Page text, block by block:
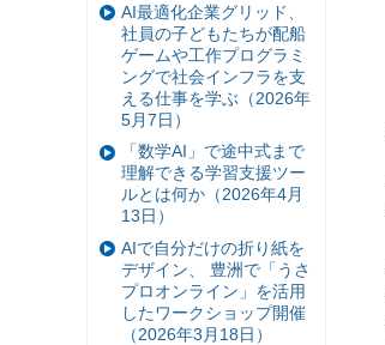
AI最適化企業グリッド、
社員の子どもたちが配船
ゲームや工作プログラミ
ングで社会インフラを支
える仕事を学ぶ（2026年
5月7日）
「数学AI」で途中式まで
理解できる学習支援ツー
ルとは何か（2026年4月
13日）
AIで自分だけの折り紙を
デザイン、 豊洲で「うさ
プロオンライン」を活用
したワークショップ開催
（2026年3月18日）